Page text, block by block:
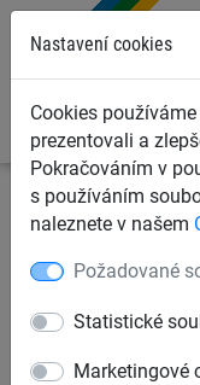
Nastavení cookies
Cookies
prezentovali a
Pokračováním v
s používáním
naleznete v našem
Požadované
Statistické
Marketingové
Sportovní sítě
Ochranná
diskem/